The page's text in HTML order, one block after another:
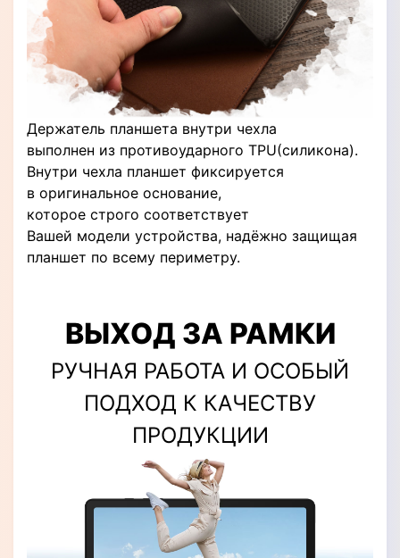
Держатель планшета внутри чехла
выполнен из противоударного TPU(силикона).
Внутри чехла планшет фиксируется
в оригинальное основание,
которое строго соответствует
Вашей модели устройства, надёжно защищая
планшет по всему периметру.
ВЫХОД ЗА РАМКИ
РУЧНАЯ РАБОТА И ОСОБЫЙ
ПОДХОД К КАЧЕСТВУ
ПРОДУКЦИИ